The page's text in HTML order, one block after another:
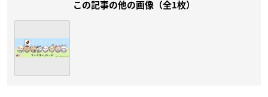
この記事の他の画像（全1枚）